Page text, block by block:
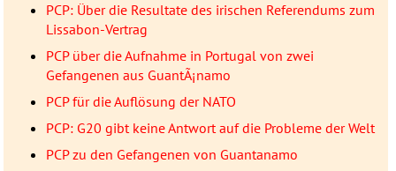
PCP: Über die Resultate des irischen Referendums zum
Lissabon-Vertrag
PCP über die Aufnahme in Portugal von zwei
Gefangenen aus GuantÃ¡namo
PCP für die Auflösung der NATO
PCP: G20 gibt keine Antwort auf die Probleme der Welt
PCP zu den Gefangenen von Guantanamo